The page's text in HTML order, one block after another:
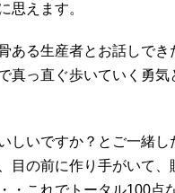
思えます。
ある生産者とお話しでき
真っ直ぐ歩いていく勇気
しいですか？とご一緒し
目の前に作り手がいて